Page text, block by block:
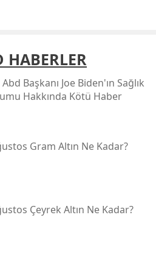
HABERLER
Başkanı Joe Biden'ın Sağlık
Hakkında Kötü Haber
Gram Altın Ne Kadar?
Çeyrek Altın Ne Kadar?